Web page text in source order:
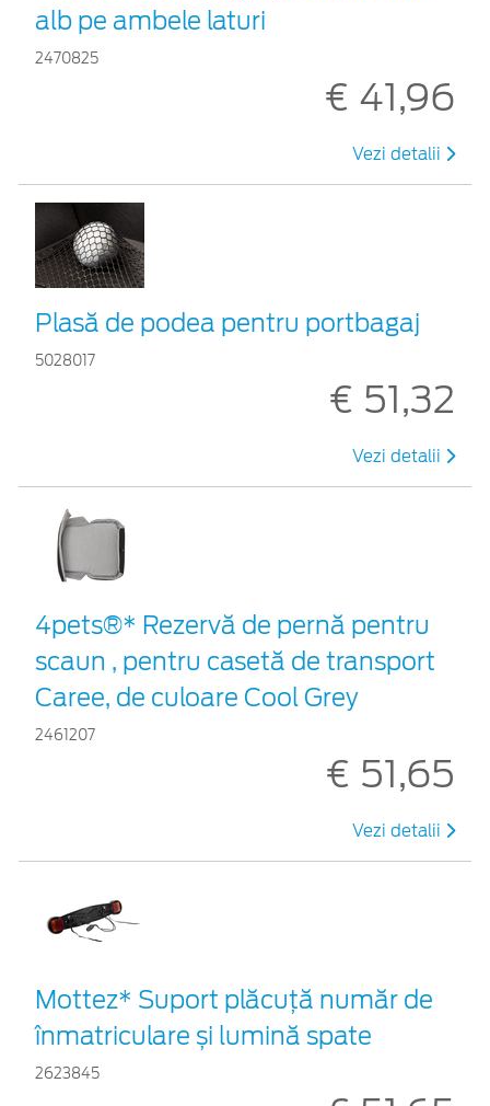
alb pe ambele laturi
2470825
€ 41,96
Vezi detalii
Plasă de podea pentru portbagaj
5028017
€ 51,32
Vezi detalii
4pets®* Rezervă de pernă pentru
scaun , pentru casetă de transport
Caree, de culoare Cool Grey
2461207
€ 51,65
Vezi detalii
Mottez* Suport plăcuță număr de
înmatriculare și lumină spate
2623845